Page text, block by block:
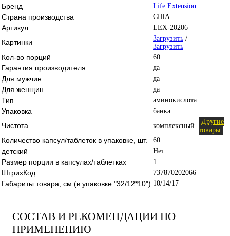
Бренд Life Extension
Страна производства США
Артикул LEX-20206
Картинки Загрузить /
Загрузить
Кол-во порций 60
Гарантия производителя да
Для мужчин да
Для женщин да
Тип аминокислота
Упаковка банка
Чистота комплексный
Другие
товары
Количество капсул/таблеток в упаковке, шт. 60
детский Нет
Размер порции в капсулах/таблетках 1
ШтрихКод 737870202066
Габариты товара, см (в упаковке "32/12*10") 10/14/17
СОСТАВ И РЕКОМЕНДАЦИИ ПО
ПРИМЕНЕНИЮ